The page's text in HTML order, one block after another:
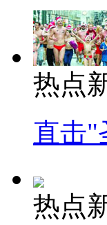
热点
直击"
热点